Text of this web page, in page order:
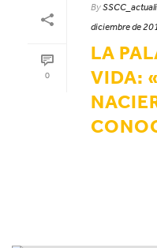
0
By
diciembre de
LA
VIDA: